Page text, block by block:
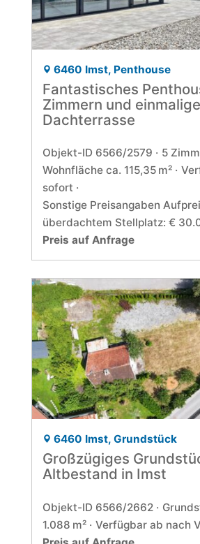
6460 Imst, Penthouse
Fantastisches
Zimmern und
Dachterrasse
Objekt-ID 6566/2579
5
Wohnfläche ca. 115,35 m²
sofort
Sonstige Preisangaben
überdachtem Stellplatz: €
Preis auf Anfrage
6460 Imst, Grundstück
Großzügiges
Altbestand in Imst
Objekt-ID 6566/2662
1.088 m²
Verfügbar ab nach